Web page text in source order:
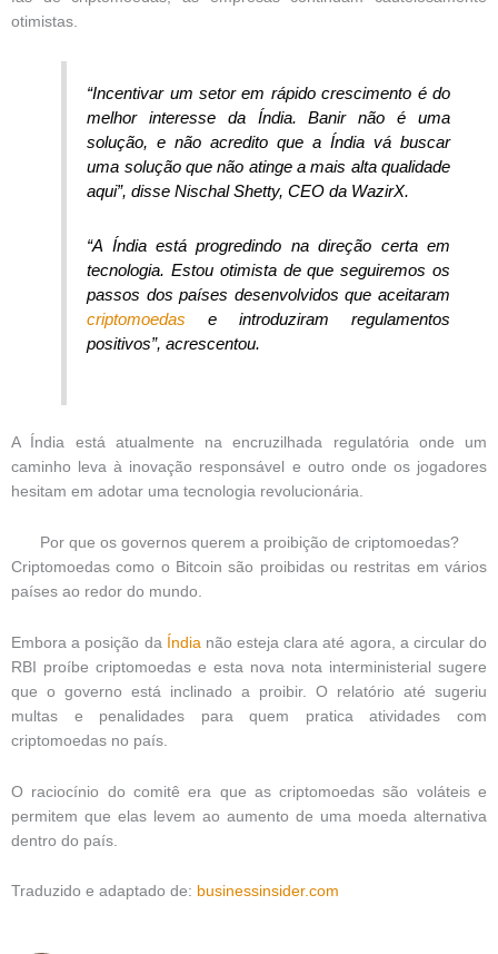
otimistas.
“Incentivar um setor em rápido crescimento é do
melhor interesse da Índia. Banir não é uma
solução, e não acredito que a Índia vá buscar
uma solução que não atinge a mais alta qualidade
aqui”, disse Nischal Shetty, CEO da WazirX.
“A Índia está progredindo na direção certa em
tecnologia. Estou otimista de que seguiremos os
passos dos países desenvolvidos que aceitaram
criptomoedas e introduziram regulamentos
positivos”, acrescentou.
A Índia está atualmente na encruzilhada regulatória onde um
caminho leva à inovação responsável e outro onde os jogadores
hesitam em adotar uma tecnologia revolucionária.
Por que os governos querem a proibição de criptomoedas?
Criptomoedas como o Bitcoin são proibidas ou restritas em vários
países ao redor do mundo.
Embora a posição da Índia não esteja clara até agora, a circular do
RBI proíbe criptomoedas e esta nova nota interministerial sugere
que o governo está inclinado a proibir. O relatório até sugeriu
multas e penalidades para quem pratica atividades com
criptomoedas no país.
O raciocínio do comitê era que as criptomoedas são voláteis e
permitem que elas levem ao aumento de uma moeda alternativa
dentro do país.
Traduzido e adaptado de: businessinsider.com